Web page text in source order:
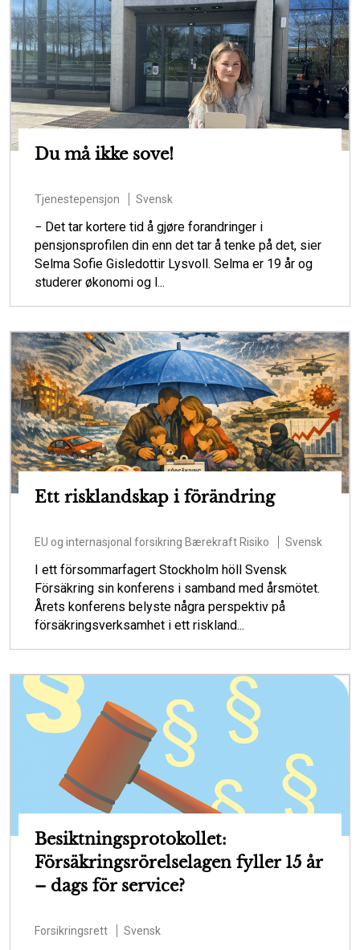
Du må ikke sove!
Tjenestepensjon Svensk
− Det tar kortere tid å gjøre forandringer i
pensjonsprofilen din enn det tar å tenke på det, sier
Selma Sofie Gisledottir Lysvoll. Selma er 19 år og
studerer økonomi og l...
Ett risklandskap i förändring
EU og internasjonal forsikring Bærekraft Risiko Svensk
I ett försommarfagert Stockholm höll Svensk
Försäkring sin konferens i samband med årsmötet.
Årets konferens belyste några perspektiv på
försäkringsverksamhet i ett riskland...
Besiktningsprotokollet:
Försäkringsrörelselagen fyller 15 år
– dags för service?
Forsikringsrett Svensk